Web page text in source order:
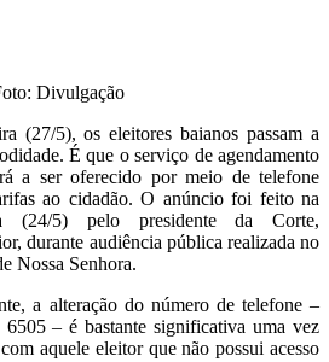
Divulgação
(27/5), os eleitores baianos passam a
É que o serviço de agendamento
a ser oferecido por meio de telefone
ao cidadão. O anúncio foi feito na
(24/5) pelo presidente da Corte,
durante audiência pública realizada no
Nossa Senhora.
a alteração do número de telefone –
– é bastante significativa uma vez
aquele eleitor que não possui acesso